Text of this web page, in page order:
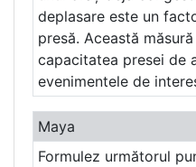
deplasare este un
presă. Această
capacitatea presei de
evenimentele de
Maya
Formulez următorul